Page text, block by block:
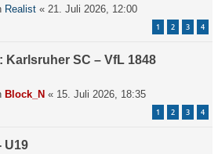
Realist « 21. Juli 2026, 12:00
1 2 3 4
Karlsruher SC – VfL 1848
Block_N « 15. Juli 2026, 18:35
1 2 3 4
U19